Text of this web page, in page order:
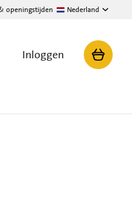
openingstijden Nederland
Inloggen